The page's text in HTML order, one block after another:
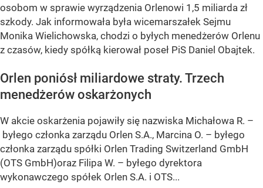
osobom w sprawie wyrządzenia Orlenowi 1,5 miliarda zł
szkody. Jak informowała była wicemarszałek Sejmu
Monika Wielichowska, chodzi o byłych menedżerów Orlenu
z czasów, kiedy spółką kierował poseł PiS Daniel Obajtek.
Orlen poniósł miliardowe straty. Trzech
menedżerów oskarżonych
W akcie oskarżenia pojawiły się nazwiska Michałowa R. –
byłego członka zarządu Orlen S.A., Marcina O. – byłego
członka zarządu spółki Orlen Trading Switzerland GmbH
(OTS GmbH)oraz Filipa W. – byłego dyrektora
wykonawczego spółek Orlen S.A. i OTS...